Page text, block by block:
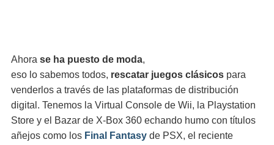
Ahora se ha puesto de moda,
eso lo sabemos todos, rescatar juegos clásicos para
venderlos a través de las plataformas de distribución
digital. Tenemos la Virtual Console de Wii, la Playstation
Store y el Bazar de X-Box 360 echando humo con títulos
añejos como los Final Fantasy de PSX, el reciente